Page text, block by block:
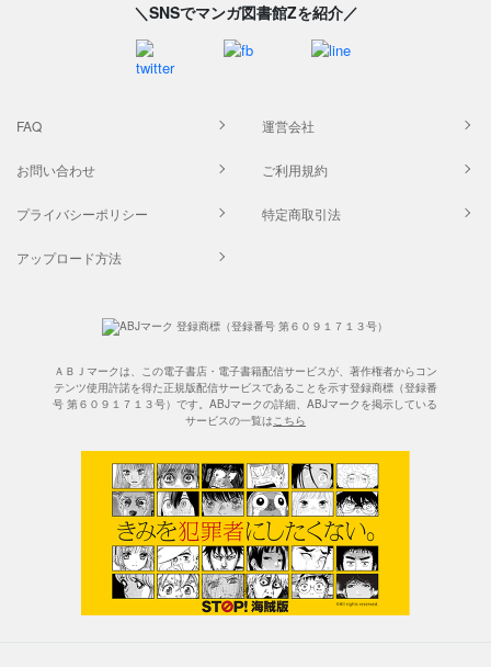
＼SNSでマンガ図書館Zを紹介／
FAQ 運営会社
お問い合わせ ご利用規約
プライバシーポリシー 特定商取引法
アップロード方法
ＡＢＪマークは、この電子書店・電子書籍配信サービスが、著作権者からコン
テンツ使用許諾を得た正規版配信サービスであることを示す登録商標（登録番
号 第６０９１７１３号）です。ABJマークの詳細、ABJマークを掲示している
サービスの一覧はこちら